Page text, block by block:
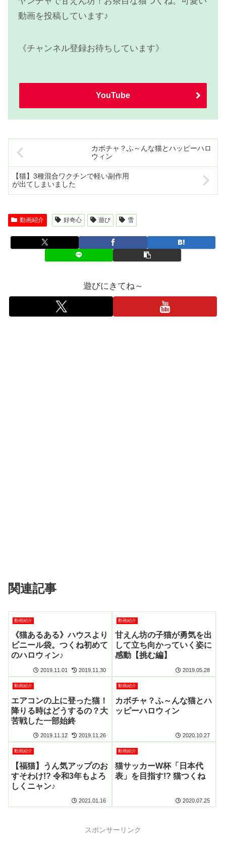
動画を投稿しています♪
《チャンネル登録お待ちしています》
YouTube
カボチャ？ふ～んな猫とハッピーハロ
ウィン
【猫】3種混合ワクチンで軽い副作用
が出てしまいました
動画紹介 好奇心 遊び 雪
遊びにきてね～
関連記事
動画紹介
《猫あるある》ハウスより
ビニール袋。つくね初めて
のハロウィン♪
2019.11.01 2019.11.30
動画紹介
甘えん坊の子猫が勇気を出
して立ち向かっていく姿に
感動【挑む編】
2019.05.28
動画紹介
エアコンの上に登った猫！
降りる時はどうするの？大
苦戦した一部始終
2019.11.12 2019.11.26
動画紹介
カボチャ？ふ～んな猫とハ
ッピーハロウィン
2020.10.27
動画紹介
【福猫】うん気アップのお
すそわけ!? 令和3年もよろ
しくニャン♪
2021.01.16
動画紹介
猫サッカーW杯「日本代
表」を目指す!? 猫つくね
2020.07.25
スポンサーリンク